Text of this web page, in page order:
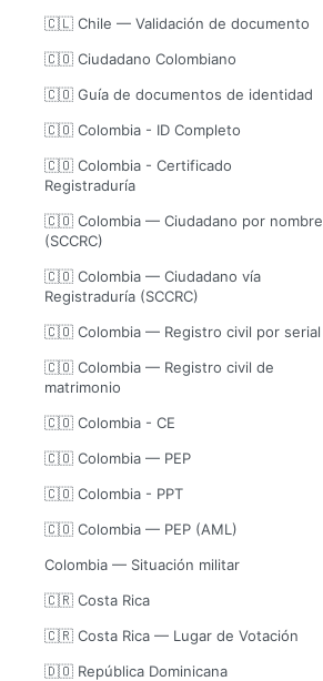
🇨🇱 Chile — Validación de documento
🇨🇴 Ciudadano Colombiano
🇨🇴 Guía de documentos de identidad
🇨🇴 Colombia - ID Completo
🇨🇴 Colombia - Certificado
Registraduría
🇨🇴 Colombia — Ciudadano por nombre
(SCCRC)
🇨🇴 Colombia — Ciudadano vía
Registraduría (SCCRC)
🇨🇴 Colombia — Registro civil por serial
🇨🇴 Colombia — Registro civil de
matrimonio
🇨🇴 Colombia - CE
🇨🇴 Colombia — PEP
🇨🇴 Colombia - PPT
🇨🇴 Colombia — PEP (AML)
Colombia — Situación militar
🇨🇷 Costa Rica
🇨🇷 Costa Rica — Lugar de Votación
🇩🇴 República Dominicana